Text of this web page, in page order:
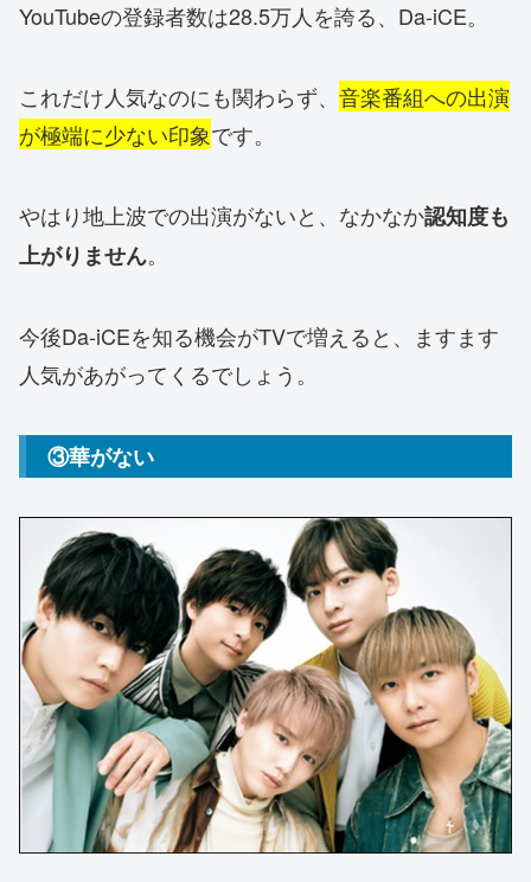
YouTubeの登録者数は28.5万人を誇る、Da-iCE。
これだけ人気なのにも関わらず、 音楽番組への出演
が極端に少ない印象です。
やはり地上波での出演がないと、なかなか認知度も
上がりません。
今後Da-iCEを知る機会がTVで増えると、ますます
人気があがってくるでしょう。
③華がない